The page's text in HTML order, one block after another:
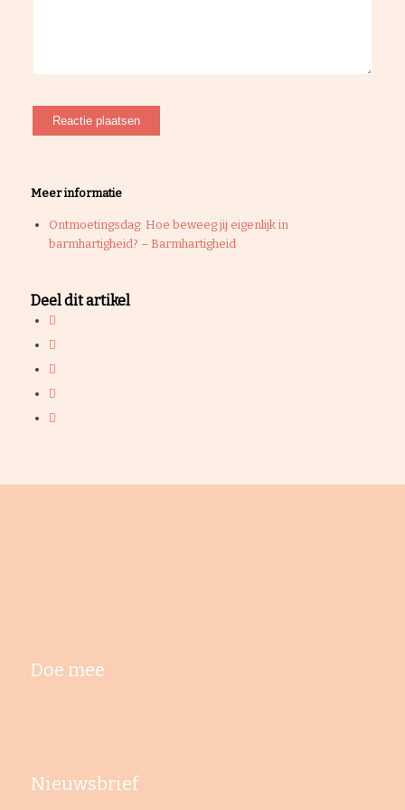
Meer informatie
Ontmoetingsdag: Hoe beweeg jij eigenlijk in
barmhartigheid? – Barmhartigheid
Deel dit artikel
Doe mee
Nieuwsbrief